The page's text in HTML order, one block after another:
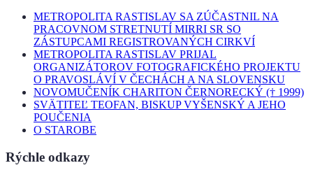
METROPOLITA RASTISLAV SA ZÚČASTNIL NA
PRACOVNOM STRETNUTÍ MIRRI SR SO
ZÁSTUPCAMI REGISTROVANÝCH CIRKVÍ
METROPOLITA RASTISLAV PRIJAL
ORGANIZÁTOROV FOTOGRAFICKÉHO PROJEKTU
O PRAVOSLÁVÍ V ČECHÁCH A NA SLOVENSKU
NOVOMUČENÍK CHARITON ČERNORECKÝ († 1999)
SVÄTITEĽ TEOFAN, BISKUP VYŠENSKÝ A JEHO
POUČENIA
O STAROBE
Rýchle odkazy